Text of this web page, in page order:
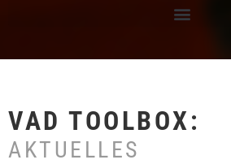
VAD TOOLBOX:
AKTUELLES